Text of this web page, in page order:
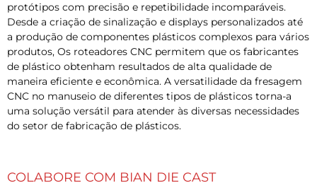
protótipos com precisão e repetibilidade incomparáveis.
Desde a criação de sinalização e displays personalizados até
a produção de componentes plásticos complexos para vários
produtos, Os roteadores CNC permitem que os fabricantes
de plástico obtenham resultados de alta qualidade de
maneira eficiente e econômica. A versatilidade da fresagem
CNC no manuseio de diferentes tipos de plásticos torna-a
uma solução versátil para atender às diversas necessidades
do setor de fabricação de plásticos.
COLABORE COM BIAN DIE CAST